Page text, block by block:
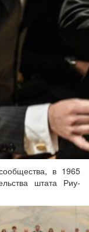
в 1965
штата Риу-